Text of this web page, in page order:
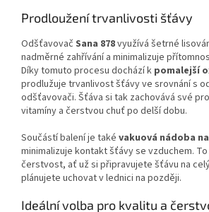
Prodloužení trvanlivosti šťávy
Odšťavovač Sana 878využívá šetrné
nadměrné zahřívání a minimalizuje
Díky tomuto procesu dochází k pomalejší
prodlužuje trvanlivost šťávy ve srovnání s
odšťavovači. Šťáva si tak zachovává své
vitamíny a čerstvou chuť po delší dobu.
Součástí balení je také vakuová nádoba
minimalizuje kontakt šťávy se vzduchem.
čerstvost, ať už si připravujete šťávu na
plánujete uchovat v lednici na později.
Ideální volba pro kvalitu a